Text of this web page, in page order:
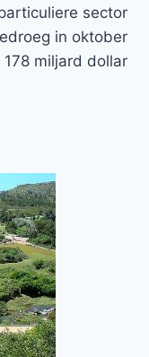
sector
in oktober
178 miljard dollar